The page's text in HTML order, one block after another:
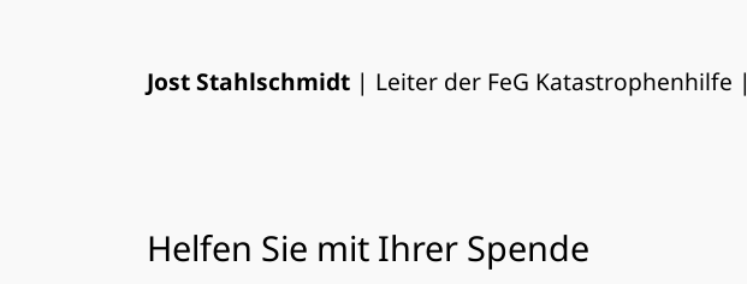
Jost Stahlschmidt | Leiter der FeG Katastrophenhilfe |
Helfen Sie mit Ihrer Spende